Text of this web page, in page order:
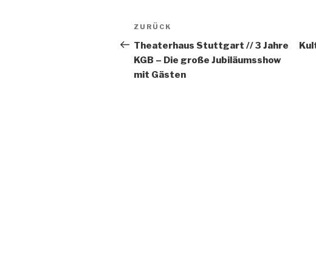
Beitragsnavigation
Vorheriger
Beitrag
ZURÜCK
Theaterhaus Stuttgart // 3 Jahre
KGB – Die große Jubiläumsshow
mit Gästen